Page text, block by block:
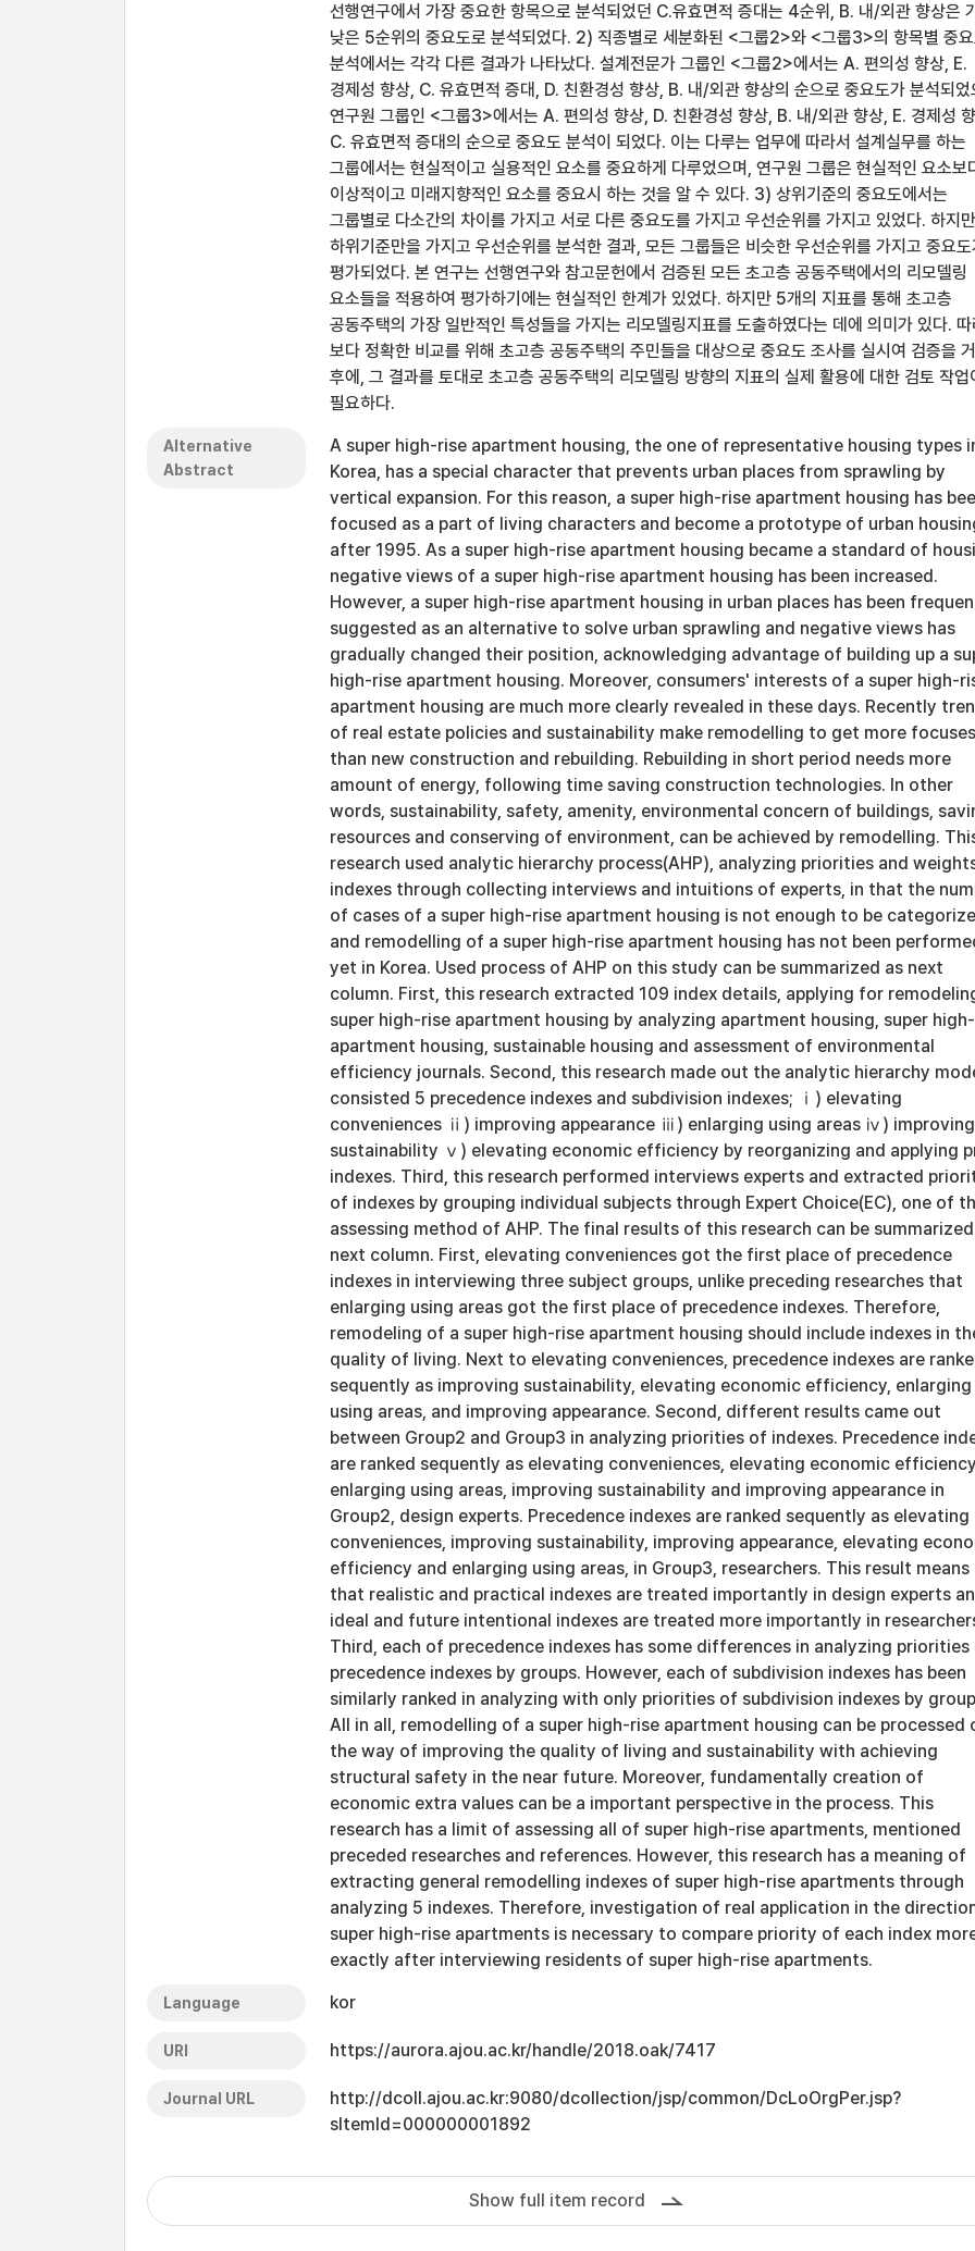
선행연구에서 가장 중요한 항목으로 분석되었던 C.유효면적 증대는 4순위, B. 내/외관 향상은
낮은 5순위의 중요도로 분석되었다. 2) 직종별로 세분화된 <그룹2>와 <그룹3>의 항목별 중
분석에서는 각각 다른 결과가 나타났다. 설계전문가 그룹인 <그룹2>에서는 A. 편의성 향상, E.
경제성 향상, C. 유효면적 증대, D. 친환경성 향상, B. 내/외관 향상의 순으로 중요도가 분석되었
연구원 그룹인 <그룹3>에서는 A. 편의성 향상, D. 친환경성 향상, B. 내/외관 향상, E. 경제성
C. 유효면적 증대의 순으로 중요도 분석이 되었다. 이는 다루는 업무에 따라서 설계실무를 하는
그룹에서는 현실적이고 실용적인 요소를 중요하게 다루었으며, 연구원 그룹은 현실적인 요소보
이상적이고 미래지향적인 요소를 중요시 하는 것을 알 수 있다. 3) 상위기준의 중요도에서는
그룹별로 다소간의 차이를 가지고 서로 다른 중요도를 가지고 우선순위를 가지고 있었다. 하지만
하위기준만을 가지고 우선순위를 분석한 결과, 모든 그룹들은 비슷한 우선순위를 가지고 중요
평가되었다. 본 연구는 선행연구와 참고문헌에서 검증된 모든 초고층 공동주택에서의 리모델링
요소들을 적용하여 평가하기에는 현실적인 한계가 있었다. 하지만 5개의 지표를 통해 초고층
공동주택의 가장 일반적인 특성들을 가지는 리모델링지표를 도출하였다는 데에 의미가 있다. 따
보다 정확한 비교를 위해 초고층 공동주택의 주민들을 대상으로 중요도 조사를 실시여 검증을
후에, 그 결과를 토대로 초고층 공동주택의 리모델링 방향의 지표의 실제 활용에 대한 검토 작업
필요하다.
Alternative
Abstract
A super high-rise apartment housing, the one of representative housing types
Korea, has a special character that prevents urban places from sprawling by
vertical expansion. For this reason, a super high-rise apartment housing has
focused as a part of living characters and become a prototype of urban
after 1995. As a super high-rise apartment housing became a standard of
negative views of a super high-rise apartment housing has been increased.
However, a super high-rise apartment housing in urban places has been
suggested as an alternative to solve urban sprawling and negative views has
gradually changed their position, acknowledging advantage of building up a
high-rise apartment housing. Moreover, consumers' interests of a super high-
apartment housing are much more clearly revealed in these days. Recently
of real estate policies and sustainability make remodelling to get more focuses
than new construction and rebuilding. Rebuilding in short period needs more
amount of energy, following time saving construction technologies. In other
words, sustainability, safety, amenity, environmental concern of buildings,
resources and conserving of environment, can be achieved by remodelling.
research used analytic hierarchy process(AHP), analyzing priorities and
indexes through collecting interviews and intuitions of experts, in that the
of cases of a super high-rise apartment housing is not enough to be
and remodelling of a super high-rise apartment housing has not been
yet in Korea. Used process of AHP on this study can be summarized as next
column. First, this research extracted 109 index details, applying for
super high-rise apartment housing by analyzing apartment housing, super
apartment housing, sustainable housing and assessment of environmental
efficiency journals. Second, this research made out the analytic hierarchy
consisted 5 precedence indexes and subdivision indexes; ⅰ) elevating
conveniences ⅱ) improving appearance ⅲ) enlarging using areas ⅳ) improving
sustainability ⅴ) elevating economic efficiency by reorganizing and applying
indexes. Third, this research performed interviews experts and extracted
of indexes by grouping individual subjects through Expert Choice(EC), one of
assessing method of AHP. The final results of this research can be
next column. First, elevating conveniences got the first place of precedence
indexes in interviewing three subject groups, unlike preceding researches that
enlarging using areas got the first place of precedence indexes. Therefore,
remodeling of a super high-rise apartment housing should include indexes in
quality of living. Next to elevating conveniences, precedence indexes are
sequently as improving sustainability, elevating economic efficiency, enlarging
using areas, and improving appearance. Second, different results came out
between Group2 and Group3 in analyzing priorities of indexes. Precedence
are ranked sequently as elevating conveniences, elevating economic
enlarging using areas, improving sustainability and improving appearance in
Group2, design experts. Precedence indexes are ranked sequently as elevating
conveniences, improving sustainability, improving appearance, elevating
efficiency and enlarging using areas, in Group3, researchers. This result means
that realistic and practical indexes are treated importantly in design experts
ideal and future intentional indexes are treated more importantly in
Third, each of precedence indexes has some differences in analyzing priorities
precedence indexes by groups. However, each of subdivision indexes has been
similarly ranked in analyzing with only priorities of subdivision indexes by
All in all, remodelling of a super high-rise apartment housing can be processed
the way of improving the quality of living and sustainability with achieving
structural safety in the near future. Moreover, fundamentally creation of
economic extra values can be a important perspective in the process. This
research has a limit of assessing all of super high-rise apartments, mentioned
preceded researches and references. However, this research has a meaning of
extracting general remodelling indexes of super high-rise apartments through
analyzing 5 indexes. Therefore, investigation of real application in the
super high-rise apartments is necessary to compare priority of each index
exactly after interviewing residents of super high-rise apartments.
Language kor
URI https://aurora.ajou.ac.kr/handle/2018.oak/7417
Journal URL
http://dcoll.ajou.ac.kr:9080/dcollection/jsp/common/DcLoOrgPer.jsp?
sItemId=000000001892
Show full item record